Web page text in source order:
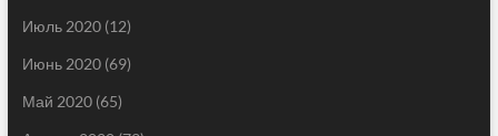
Июль 2020(12)
Июнь 2020(69)
Май 2020(65)